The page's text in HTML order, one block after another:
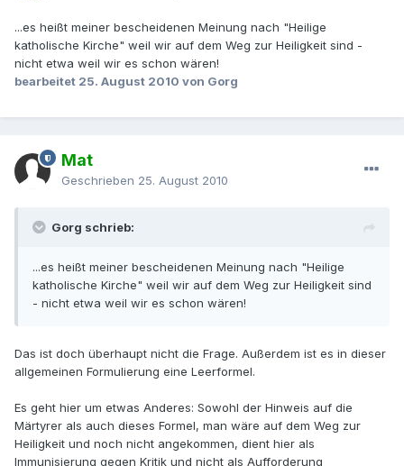
...es heißt meiner bescheidenen Meinung nach "Heilige
katholische Kirche" weil wir auf dem Weg zur Heiligkeit sind -
nicht etwa weil wir es schon wären!
bearbeitet 25. August 2010 von Gorg
Mat
Geschrieben 25. August 2010
Gorg schrieb:
...es heißt meiner bescheidenen Meinung nach "Heilige
katholische Kirche" weil wir auf dem Weg zur Heiligkeit sind
- nicht etwa weil wir es schon wären!
Das ist doch überhaupt nicht die Frage. Außerdem ist es in dieser
allgemeinen Formulierung eine Leerformel.
Es geht hier um etwas Anderes: Sowohl der Hinweis auf die
Märtyrer als auch dieses Formel, man wäre auf dem Weg zur
Heiligkeit und noch nicht angekommen, dient hier als
Immunisierung gegen Kritik und nicht als Aufforderung